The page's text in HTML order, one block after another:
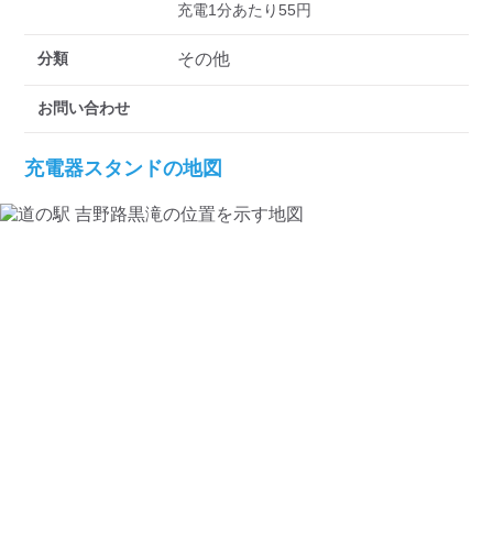
充電1分あたり55円
分類 その他
お問い合わせ
充電器スタンドの地図